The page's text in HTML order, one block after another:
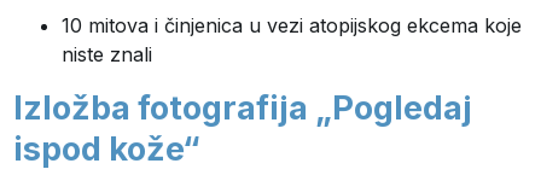
10 mitova i činjenica u vezi atopijskog ekcema koje
niste znali
Izložba fotografija „Pogledaj
ispod kože“